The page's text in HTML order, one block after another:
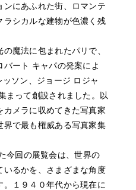
にあふれた街、ロマンテ
ラシカルな建物が色濃く残
魔法に包まれたパリで、
バート キャパの発案によ
ソン、ジョージ ロジャ
まって創設されました。以
メラに収めてきた写真家
界で最も権威ある写真家集
今回の展覧会は、世界の
いるかを、さまざまな角度
１９４０年代から現在に